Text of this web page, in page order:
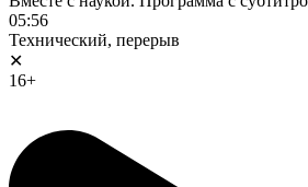
05:56
Технический, перерыв
✕
16+